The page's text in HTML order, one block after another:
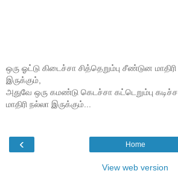
ஒரு ஓட்டு கிடைச்சா சித்தெறும்பு சீண்டுன மாதிரி
இருக்கும்,
அதுவே ஒரு கமண்டு கெடச்சா கட்டெறும்பு கடிச்ச
மாதிரி நல்லா இருக்கும்...
‹ Home
View web version